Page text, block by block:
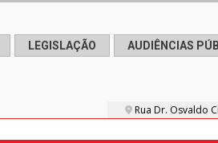
LEGISLAÇÃO AUDIÊNCIAS
Rua Dr. Osvaldo